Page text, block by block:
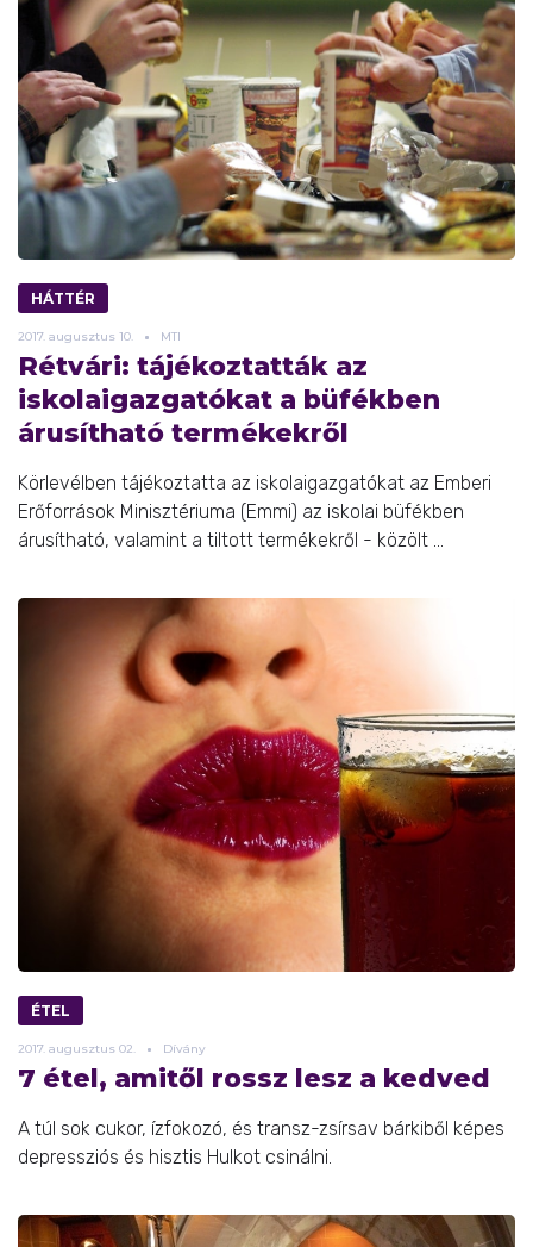
HÁTTÉR
2017. augusztus 10. MTI
Rétvári: tájékoztatták az
iskolaigazgatókat a büfékben
árusítható termékekről
Körlevélben tájékoztatta az iskolaigazgatókat az Emberi
Erőforrások Minisztériuma (Emmi) az iskolai büfékben
árusítható, valamint a tiltott termékekről - közölt ...
ÉTEL
2017. augusztus 02. Dívány
7 étel, amitől rossz lesz a kedved
A túl sok cukor, ízfokozó, és transz-zsírsav bárkiből képes
depressziós és hisztis Hulkot csinálni.